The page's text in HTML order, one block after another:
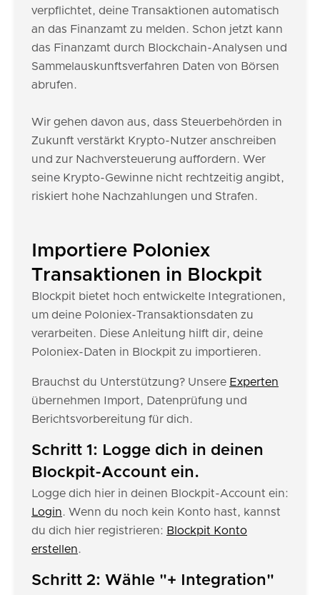
verpflichtet, deine Transaktionen automatisch
an das Finanzamt zu melden. Schon jetzt kann
das Finanzamt durch Blockchain-Analysen und
Sammelauskunftsverfahren Daten von Börsen
abrufen.
Wir gehen davon aus, dass Steuerbehörden in
Zukunft verstärkt Krypto-Nutzer anschreiben
und zur Nachversteuerung auffordern. Wer
seine Krypto-Gewinne nicht rechtzeitig angibt,
riskiert hohe Nachzahlungen und Strafen.
Importiere Poloniex
Transaktionen in Blockpit
Blockpit bietet hoch entwickelte Integrationen,
um deine Poloniex-Transaktionsdaten zu
verarbeiten. Diese Anleitung hilft dir, deine
Poloniex-Daten in Blockpit zu importieren.
Brauchst du Unterstützung? Unsere Experten
übernehmen Import, Datenprüfung und
Berichtsvorbereitung für dich.
Schritt 1: Logge dich in deinen
Blockpit-Account ein.
Logge dich hier in deinen Blockpit-Account ein:
Login. Wenn du noch kein Konto hast, kannst
du dich hier registrieren: Blockpit Konto
erstellen.
Schritt 2: Wähle "+ Integration"